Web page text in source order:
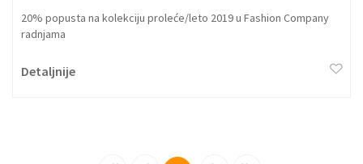
20% popusta na kolekciju proleće/leto 2019 u Fashion Company
radnjama
Detaljnije